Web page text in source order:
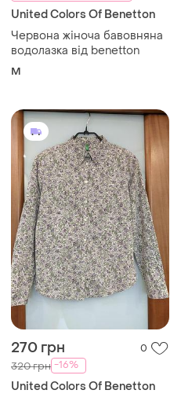
United Colors Of Benetton
Червона жіноча бавовняна
водолазка від benetton
M
270 грн 0
320 грн -16%
United Colors Of Benetton